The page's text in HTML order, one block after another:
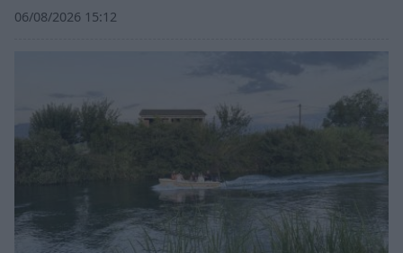
06/08/2026 15:12